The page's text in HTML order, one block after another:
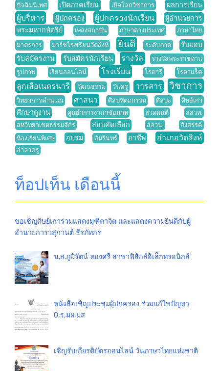
ปัจฉิมนิเทศ เปิดภาคเรียน เปิดโลกวิชาการ ผลการเรียน
ผู้บริหาร ผู้ปกครอง ผู้ปกครองนักเรียน
ผู้อำนวยการ
พระมหากษัตริย์
เพลงสถาบัน ภาษาต่างประเทศ
ภาษาไทย
มาตรการ
มาร์ชโรงเรียนวัดสิงห์ ยินดี ระดับภาค
รับมอบ
รับสมัครงาน
รับสมัครนักเรียน รางวัล
รางวัลพระราชทาน
รูปภาพ
เรียนออนไลน์ โรงเรียน โรตารี โรตาแร็ค
ลูกเสือเนตรนารี วัฒนธรรม วันครู วารสาร วิชาการ
วิทยาการคำนวณ ศาสนา ศิลปหัตถกรรม ศิลปะ ศิษย์เก่า
ศึกษาดูงาน ศูนย์ฯการงานฯชัยนาท สวดมนต์
สสวท.
สหวิทยาเขตธรรมจักร
สอบคัดเลือก สอวน.
สังสรรค์
ห้องเรียนพิเศษ
อบรม อัมรินทร์ อาชีพ อำเภอวัดสิงห์
อำลาครู
ท็อปเท็น เดือนนี้
ขอเชิญศิษย์เก่าร่วมแสดงมุฑิตาจิต และแสดงความยินดีกับผู้
อำนวยการวสุกานต์ ธีรภัทกร
น.ส.ภูมิรัตน์ ทองศรี สาขาฟิสิกส์อิเล็กทรอนิกส์
หนังสือเชิญประชุมผู้ปกครอง ร่วมแก้ไขปัญหา
0,ร,มผ,มส
เชิญรับเกียรติบัตรออนไลน์ วันภาษาไทยแห่งชาติ